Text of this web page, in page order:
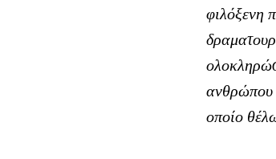
φιλόξενη
ανθρώπου
οποίο